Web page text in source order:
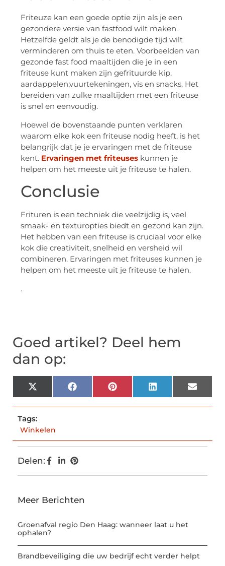
Friteuze kan een goede optie zijn als je een
gezondere versie van fastfood wilt maken.
Hetzelfde geldt als je de benodigde tijd wilt
verminderen om thuis te eten. Voorbeelden van
gezonde fast food maaltijden die je in een
friteuse kunt maken zijn gefrituurde kip,
aardappelen,vuurtekeningen, vis en snacks. Het
bereiden van zulke maaltijden met een friteuse
is snel en eenvoudig.
Hoewel de bovenstaande punten verklaren
waarom elke kok een friteuse nodig heeft, is het
belangrijk dat je je ervaringen met de friteuse
kent. Ervaringen met friteuses kunnen je
helpen om het meeste uit je friteuse te halen.
Conclusie
Frituren is een techniek die veelzijdig is, veel
smaak- en texturopties biedt en gezond kan zijn.
Het hebben van een friteuse is cruciaal voor elke
kok die creativiteit, snelheid en versheid wil
combineren. Ervaringen met friteuses kunnen je
helpen om het meeste uit je friteuse te halen.
.
Goed artikel? Deel hem
dan op:
X
(Twitter)
FacebookPinterestLinkedInEmail
Tags:
Winkelen
Delen:
Meer Berichten
Groenafval regio Den Haag: wanneer laat u het
ophalen?
Brandbeveiliging die uw bedrijf echt verder helpt